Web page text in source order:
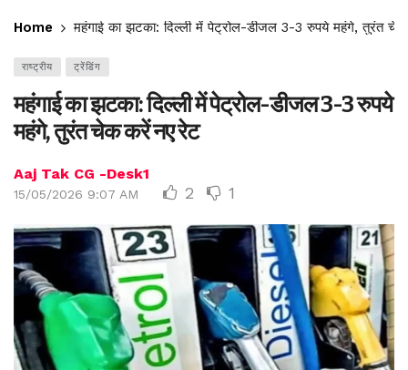
Home महंगाई का झटका: दिल्ली में पेट्रोल-डीजल 3-3 रुपये महंगे, तुरंत
राष्ट्रीय ट्रेंडिंग
महंगाई का झटका: दिल्ली में पेट्रोल-डीजल 3-3 रुपये
महंगे, तुरंत चेक करें नए रेट
Aaj Tak CG -Desk1
15/05/2026 9:07 AM 2 1